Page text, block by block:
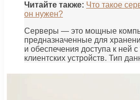
Читайте также: Что такое
он нужен?
Серверы — это мощные
предназначенные для
и обеспечения доступа к ней
клиентских устройств. Тип